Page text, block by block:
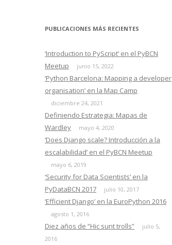
PUBLICACIONES MÁS RECIENTES
‘Introduction to PyScript’ en el PyBCN
Meetup
junio 15, 2022
‘Python Barcelona: Mapping a developer
organisation’ en la Map Camp
diciembre 24, 2021
Definiendo Estrategia: Mapas de
Wardley
mayo 4, 2020
‘Does Django scale? Introducción a la
escalabilidad’ en el PyBCN Meetup
mayo 6, 2019
‘Security for Data Scientists’ en la
PyDataBCN 2017
julio 10, 2017
‘Efficient Django’ en la EuroPython 2016
agosto 1, 2016
Diez años de “Hic sunt trolls”
julio 5,
2016